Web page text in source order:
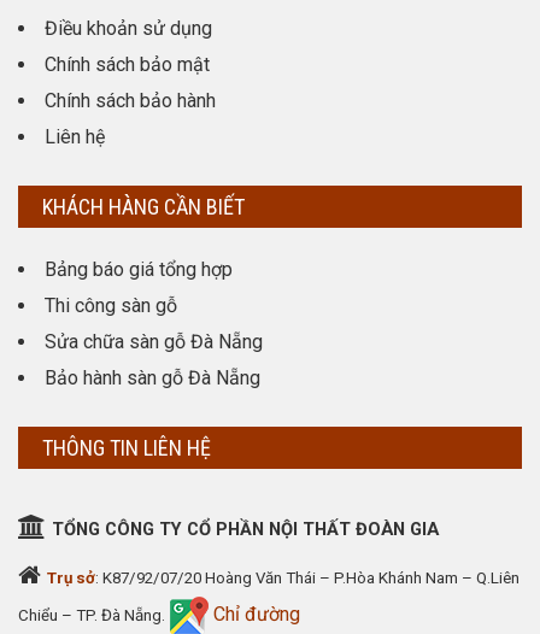
Điều khoản sử dụng
Chính sách bảo mật
Chính sách bảo hành
Liên hệ
KHÁCH HÀNG CẦN BIẾT
Bảng báo giá tổng hợp
Thi công sàn gỗ
Sửa chữa sàn gỗ Đà Nẵng
Bảo hành sàn gỗ Đà Nẵng
THÔNG TIN LIÊN HỆ
TỔNG CÔNG TY CỔ PHẦN NỘI THẤT ĐOÀN GIA
Trụ sở: K87/92/07/20 Hoàng Văn Thái – P.Hòa Khánh Nam – Q.Liên
Chiểu – TP. Đà Nẵng. Chỉ đường